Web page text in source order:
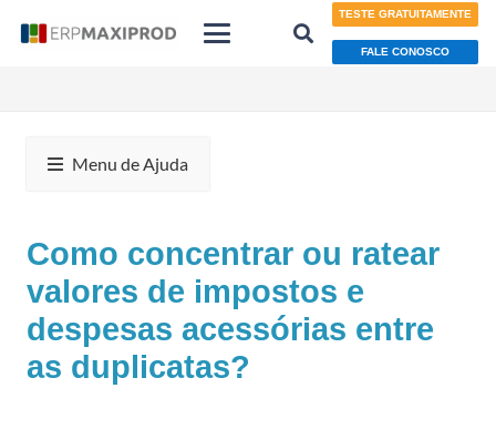
TESTE GRATUITAMENTE
FALE CONOSCO
Menu de Ajuda
Como concentrar ou ratear
valores de impostos e
despesas acessórias entre
as duplicatas?